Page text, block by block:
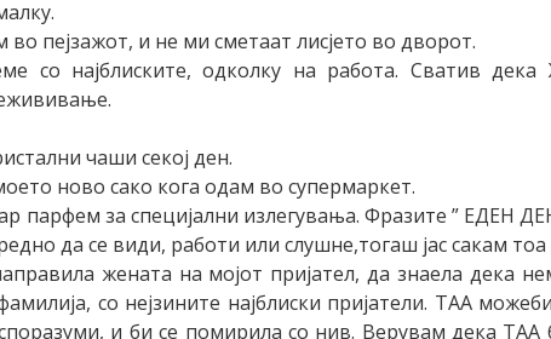
во пејзажот, и не ми сметаат лисјето во дворот.
со најблиските, одколку на работа. Сватив
чаши секој ден.
ново сако кога одам во супермаркет.
парфем за специјални излегувања. Фразите ”
да се види, работи или слушне,тогаш јас сакам
жената на мојот пријател, да знаела дека
со нејзините најблиски пријатели. ТАА
и би се помирила со нив. Верувам дека ТАА